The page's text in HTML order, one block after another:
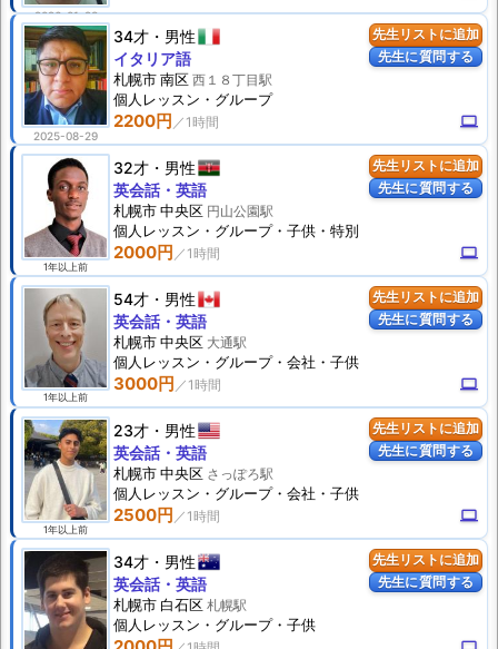
2026-01-23
先生リストに追加
先生に質問する
2025-08-29
34才 男性
2200円 computer
イタリア語
札幌市 南区 西１８丁目駅
個人 レッスン ・グループ
先生リストに追加
先生に質問する
1年以上前
32才 男性
2000円 computer
英会話・英語
札幌市 中央区 円山公園駅
個人 レッスン ・グループ・子供・特別
先生リストに追加
先生に質問する
1年以上前
54才 男性
3000円 computer
英会話・英語
札幌市 中央区 大通駅
個人 レッスン ・グループ・会社・子供
先生リストに追加
先生に質問する
1年以上前
23才 男性
2500円 computer
英会話・英語
札幌市 中央区 さっぽろ駅
個人 レッスン ・グループ・会社・子供
先生リストに追加
先生に質問する
34才 男性
英会話・英語
札幌市 白石区 札幌駅
個人 レッスン ・グループ・子供